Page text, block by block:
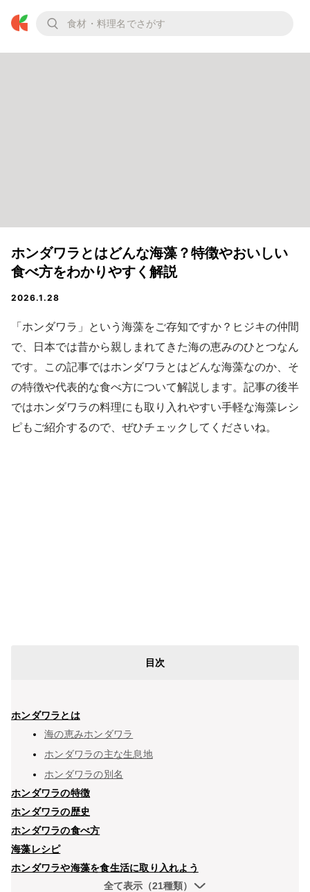
ホンダワラとはどんな海藻？特徴やおいしい
食べ方をわかりやすく解説
2026.1.28
「ホンダワラ」という海藻をご存知ですか？ヒジキの仲間
で、日本では昔から親しまれてきた海の恵みのひとつなん
です。この記事ではホンダワラとはどんな海藻なのか、そ
の特徴や代表的な食べ方について解説します。記事の後半
ではホンダワラの料理にも取り入れやすい手軽な海藻レシ
ピもご紹介するので、ぜひチェックしてくださいね。
目次
ホンダワラとは
海の恵みホンダワラ
ホンダワラの主な生息地
ホンダワラの別名
ホンダワラの特徴
ホンダワラの歴史
ホンダワラの食べ方
海藻レシピ
ホンダワラや海藻を食生活に取り入れよう
全て表示（21種類）